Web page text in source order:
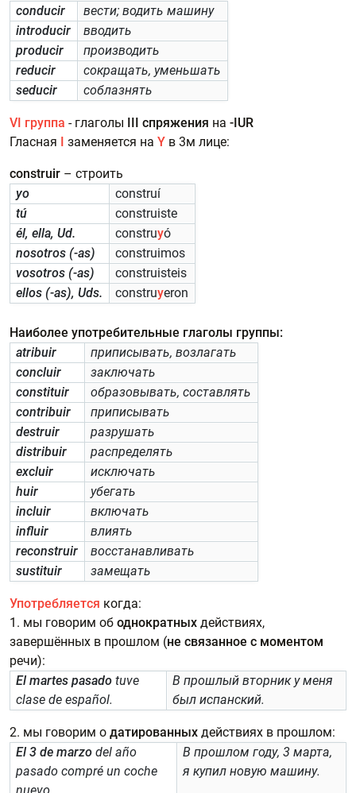
conducir
вести; водить машину
introducir
вводить
producir
производить
reducir
сокращать, уменьшать
seducir
соблазнять
VI группа - глаголы III спряжения на -IUR
Гласная I заменяется на Y в 3м лице:
construir – строить
yo
construí
tú
construiste
él, ella, Ud.
construyó
nosotros (-as)
construimos
vosotros (-as)
construisteis
ellos (-as), Uds.
construyeron
Наиболее употребительные глаголы группы:
atribuir
приписывать, возлагать
concluir
заключать
constituir
образовывать, составлять
contribuir
приписывать
destruir
разрушать
distribuir
распределять
excluir
исключать
huir
убегать
incluir
включать
influir
влиять
reconstruir
восстанавливать
sustituir
замещать
Употребляется когда:
1. мы говорим об однократных действиях,
завершённых в прошлом (не связанное с моментом
речи):
El martes pasado tuve
clase de español.
В прошлый вторник у меня
был испанский.
2. мы говорим о датированных действиях в прошлом:
El 3 de marzo del año
pasado compré un coche
В прошлом году, 3 марта,
я купил новую машину.